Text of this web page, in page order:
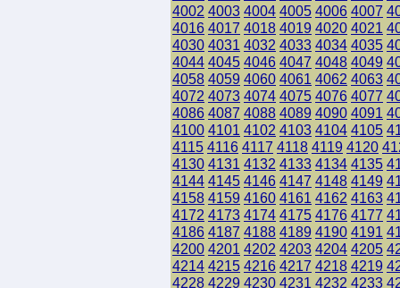
4002 4003 4004 4005 4006 4007
4016 4017 4018 4019 4020 4021
4030 4031 4032 4033 4034 4035
4044 4045 4046 4047 4048 4049
4058 4059 4060 4061 4062 4063
4072 4073 4074 4075 4076 4077
4086 4087 4088 4089 4090 4091
4100 4101 4102 4103 4104 4105
4115 4116 4117 4118 4119 4120
4130 4131 4132 4133 4134 4135
4144 4145 4146 4147 4148 4149
4158 4159 4160 4161 4162 4163
4172 4173 4174 4175 4176 4177
4186 4187 4188 4189 4190 4191
4200 4201 4202 4203 4204 4205
4214 4215 4216 4217 4218 4219
4228 4229 4230 4231 4232 4233